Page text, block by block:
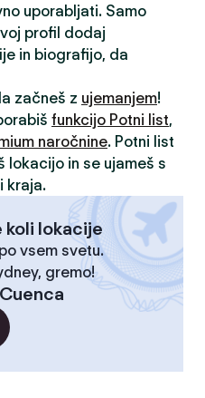
uporabljati. Samo
profil dodaj
in biografijo, da
začneš z ujemanjem!
funkcijo Potni list,
naročnine. Potni list
lokacijo in se ujameš s
kraja.
koli lokacije
vsem svetu.
gremo!
Cuenca